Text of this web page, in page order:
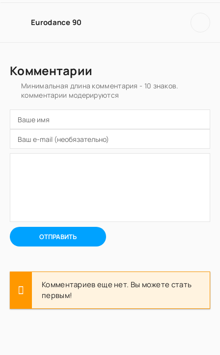
Eurodance 90
Комментарии
Минимальная длина комментария - 10 знаков.
комментарии модерируются
ОТПРАВИТЬ
Комментариев еще нет. Вы можете стать
первым!